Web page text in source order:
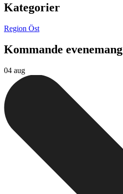
Kategorier
Region Öst
Kommande evenemang
04 aug